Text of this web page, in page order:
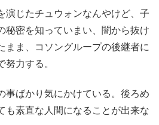
演じたチュウォンなんやけど、子
秘密を知っていまい、闇から抜け
まま、コソングループの後継者に
力する。
事ばかり気にかけている。後ろめ
も素直な人間になることが出来な